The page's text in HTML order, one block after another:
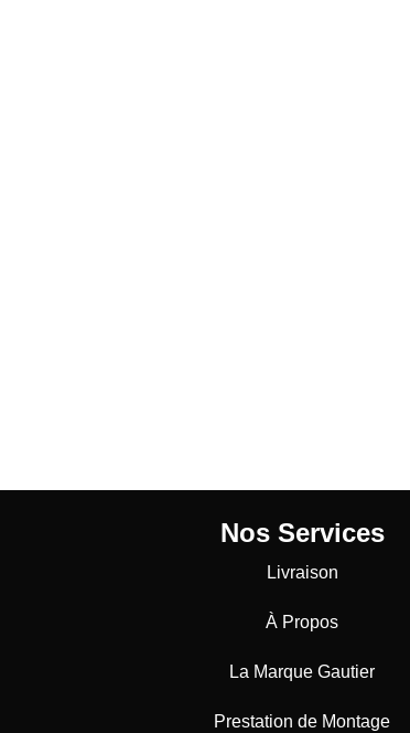
Nos Services
Livraison
À Propos
La Marque Gautier
Prestation de Montage